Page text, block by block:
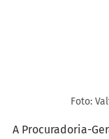
Foto:
A Procuradoria-